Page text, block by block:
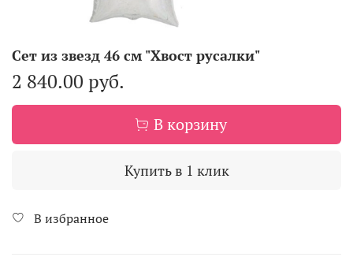
Сет из звезд 46 см "Хвост русалки"
2 840.00 руб.
В корзину
Купить в 1 клик
В избранное